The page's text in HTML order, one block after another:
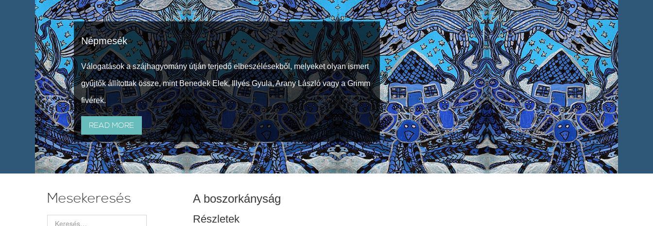
Népmesék
Válogatások a szájhagyomány útján terjedő elbeszélésekből, melyeket olyan ismert
gyűjtők állítottak össze, mint Benedek Elek, Illyés Gyula, Arany László vagy a Grimm
fivérek.
READ MORE
A boszorkányság
Részletek
Mesekeresés